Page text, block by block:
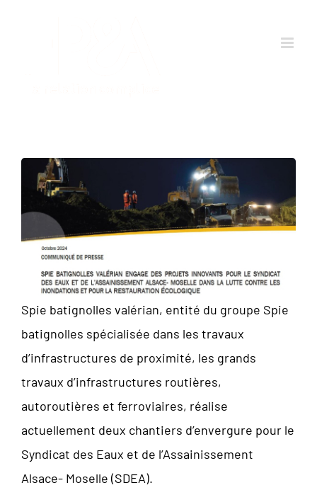
Spie batignolles valérian, entité du groupe Spie
batignolles spécialisée dans les travaux
d’infrastructures de proximité, les grands
travaux d’infrastructures routières,
autoroutières et ferroviaires, réalise
actuellement deux chantiers d’envergure pour le
Syndicat des Eaux et de l’Assainissement
Alsace- Moselle (SDEA).